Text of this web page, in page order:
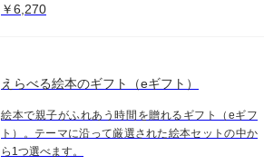
￥6,270
えらべる絵本のギフト（eギフト）
絵本で親子がふれあう時間を贈れるギフト（eギフ
ト）。テーマに沿って厳選された絵本セットの中か
ら1つ選べます。